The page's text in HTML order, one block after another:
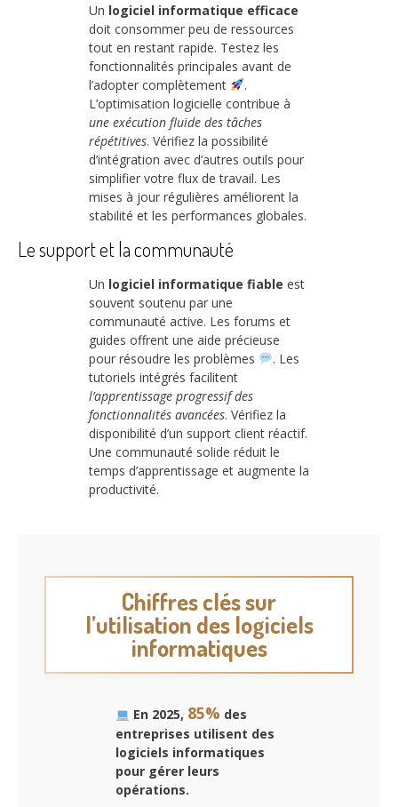
Un logiciel informatique efficace
doit consommer peu de ressources
tout en restant rapide. Testez les
fonctionnalités principales avant de
l’adopter complètement
.
L’optimisation logicielle contribue à
une exécution fluide des tâches
répétitives. Vérifiez la possibilité
d’intégration avec d’autres outils pour
simplifier votre flux de travail. Les
mises à jour régulières améliorent la
stabilité et les performances globales.
Le support et la communauté
Un logiciel informatique fiable est
souvent soutenu par une
communauté active. Les forums et
guides offrent une aide précieuse
pour résoudre les problèmes
. Les
tutoriels intégrés facilitent
l’apprentissage progressif des
fonctionnalités avancées. Vérifiez la
disponibilité d’un support client réactif.
Une communauté solide réduit le
temps d’apprentissage et augmente la
productivité.
Chiffres clés sur
l’utilisation des logiciels
informatiques
En 2025, 85% des
entreprises utilisent des
logiciels informatiques
pour gérer leurs
opérations.